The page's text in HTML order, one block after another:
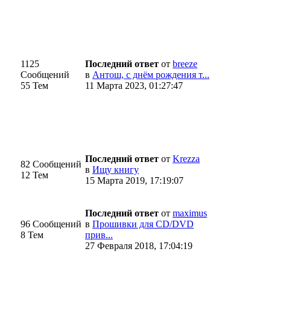
1125
Сообщений
55 Тем
Последний ответ от breeze
в Антош, с днём рождения т...
11 Марта 2023, 01:27:47
82 Сообщений
12 Тем
Последний ответ от Krezza
в Ищу книгу
15 Марта 2019, 17:19:07
96 Сообщений
8 Тем
Последний ответ от maximus
в Прошивки для CD/DVD
прив...
27 Февраля 2018, 17:04:19